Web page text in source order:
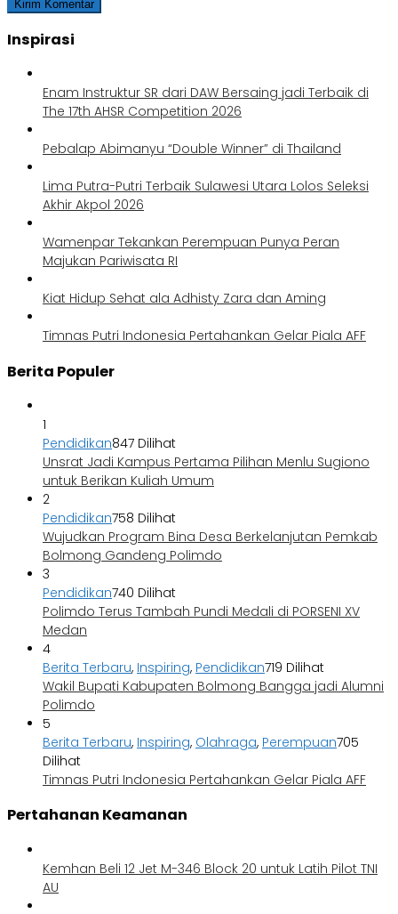
Inspirasi
Enam Instruktur SR dari DAW Bersaing jadi Terbaik di
The 17th AHSR Competition 2026
Pebalap Abimanyu “Double Winner” di Thailand
Lima Putra-Putri Terbaik Sulawesi Utara Lolos Seleksi
Akhir Akpol 2026
Wamenpar Tekankan Perempuan Punya Peran
Majukan Pariwisata RI
Kiat Hidup Sehat ala Adhisty Zara dan Aming
Timnas Putri Indonesia Pertahankan Gelar Piala AFF
Berita Populer
1
Pendidikan847 Dilihat
Unsrat Jadi Kampus Pertama Pilihan Menlu Sugiono
untuk Berikan Kuliah Umum
2
Pendidikan758 Dilihat
Wujudkan Program Bina Desa Berkelanjutan Pemkab
Bolmong Gandeng Polimdo
3
Pendidikan740 Dilihat
Polimdo Terus Tambah Pundi Medali di PORSENI XV
Medan
4
Berita Terbaru, Inspiring, Pendidikan719 Dilihat
Wakil Bupati Kabupaten Bolmong Bangga jadi Alumni
Polimdo
5
Berita Terbaru, Inspiring, Olahraga, Perempuan705
Dilihat
Timnas Putri Indonesia Pertahankan Gelar Piala AFF
Pertahanan Keamanan
Kemhan Beli 12 Jet M-346 Block 20 untuk Latih Pilot TNI
AU